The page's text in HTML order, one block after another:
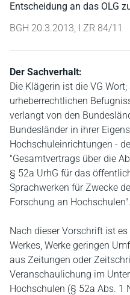
Entscheidung an das OLG
BGH 20.3.2013, I ZR 84/11
Der Sachverhalt:
Die Klägerin ist die VG
urheberrechtlichen
verlangt von den
Bundesländer in ihrer
Hochschuleinrichtungen -
"Gesamtvertrags über die
§ 52a UrhG für das
Sprachwerken für Zwecke
Forschung an Hochschulen".
Nach dieser Vorschrift ist
Werkes, Werke geringen
aus Zeitungen oder
Veranschaulichung im
Hochschulen (§ 52a Abs. 1